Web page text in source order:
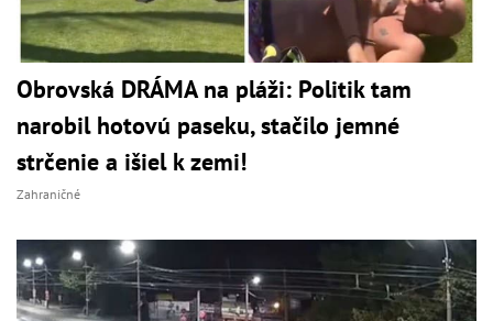
Obrovská DRÁMA na pláži: Politik tam
narobil hotovú paseku, stačilo jemné
strčenie a išiel k zemi!
Zahraničné